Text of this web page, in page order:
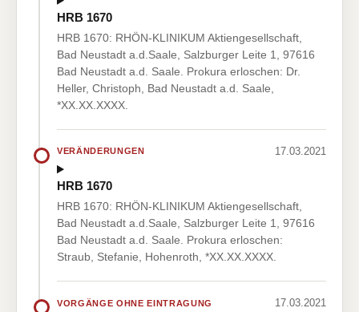
HRB 1670
HRB 1670: RHÖN-KLINIKUM Aktiengesellschaft,
Bad Neustadt a.d.Saale, Salzburger Leite 1, 97616
Bad Neustadt a.d. Saale. Prokura erloschen: Dr.
Heller, Christoph, Bad Neustadt a.d. Saale,
*XX.XX.XXXX.
VERÄNDERUNGEN 17.03.2021
HRB 1670
HRB 1670: RHÖN-KLINIKUM Aktiengesellschaft,
Bad Neustadt a.d.Saale, Salzburger Leite 1, 97616
Bad Neustadt a.d. Saale. Prokura erloschen:
Straub, Stefanie, Hohenroth, *XX.XX.XXXX.
VORGÄNGE OHNE EINTRAGUNG 17.03.2021